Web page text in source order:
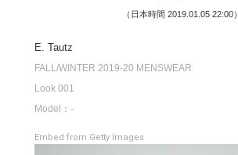
（日本時間 2019.01.05 22:00）
E. Tautz
FALL/WINTER 2019-20 MENSWEAR
Look 001
Model：-
Embed from Getty Images